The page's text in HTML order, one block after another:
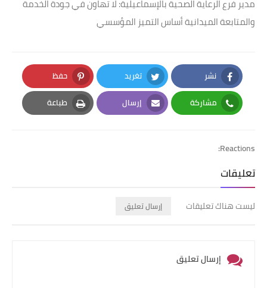
مدير فرع الرعاية الصحية بالإسماعيلية: لا تهاون في جودة الخدمة
والمتابعة الميدانية أساس التميز المؤسسي
نشر
Facebook
تغريد
Twitter
حفظ
Pinterest
مشاركة
Whatsapp
إرسال
Email
طباعة
Print
Reactions:
تعليقات
ليست هناك تعليقات إرسال تعليق
إرسال تعليق